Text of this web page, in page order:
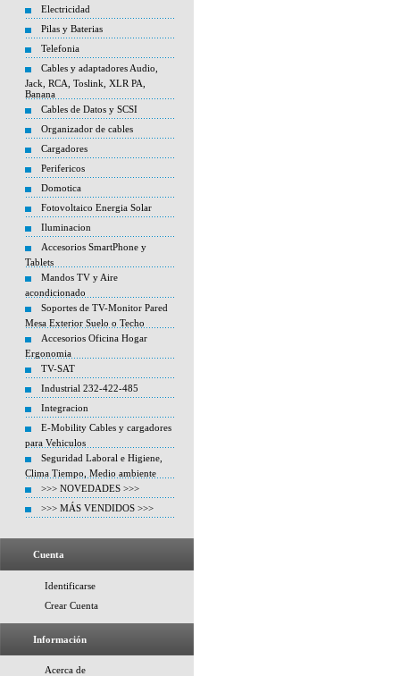
Electricidad
Pilas y Baterias
Telefonia
Cables y adaptadores Audio,
Jack, RCA, Toslink, XLR PA,
Banana
Cables de Datos y SCSI
Organizador de cables
Cargadores
Perifericos
Domotica
Fotovoltaico Energia Solar
Iluminacion
Accesorios SmartPhone y
Tablets
Mandos TV y Aire
acondicionado
Soportes de TV-Monitor Pared
Mesa Exterior Suelo o Techo
Accesorios Oficina Hogar
Ergonomia
TV-SAT
Industrial 232-422-485
Integracion
E-Mobility Cables y cargadores
para Vehiculos
Seguridad Laboral e Higiene,
Clima Tiempo, Medio ambiente
>>> NOVEDADES >>>
>>> MÁS VENDIDOS >>>
Cuenta
Identificarse
Crear Cuenta
Información
Acerca de